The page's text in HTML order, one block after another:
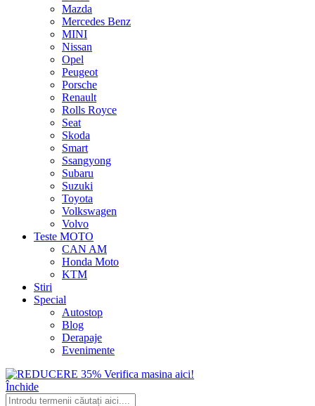
Mazda
Mercedes Benz
MINI
Nissan
Opel
Peugeot
Porsche
Renault
Rolls Royce
Seat
Skoda
Smart
Ssangyong
Subaru
Suzuki
Toyota
Volkswagen
Volvo
Teste MOTO
CAN AM
Honda Moto
KTM
Stiri
Special
Autostop
Blog
Derapaje
Evenimente
Închide